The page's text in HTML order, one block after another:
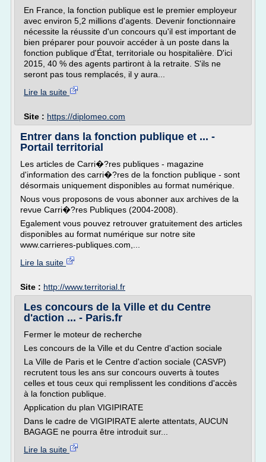
En France, la fonction publique est le premier employeur
avec environ 5,2 millions d'agents. Devenir fonctionnaire
nécessite la réussite d'un concours qu'il est important de
bien préparer pour pouvoir accéder à un poste dans la
fonction publique d'État, territoriale ou hospitalière. D'ici
2015, 40 % des agents partiront à la retraite. S'ils ne
seront pas tous remplacés, il y aura...
Lire la suite
Site : https://diplomeo.com
Entrer dans la fonction publique et ... -
Portail territorial
Les articles de Carri�?res publiques - magazine
d'information des carri�?res de la fonction publique - sont
désormais uniquement disponibles au format numérique.
Nous vous proposons de vous abonner aux archives de la
revue Carri�?res Publiques (2004-2008).
Egalement vous pouvez retrouver gratuitement des articles
disponibles au format numérique sur notre site
www.carrieres-publiques.com,...
Lire la suite
Site : http://www.territorial.fr
Les concours de la Ville et du Centre
d'action ... - Paris.fr
Fermer le moteur de recherche
Les concours de la Ville et du Centre d'action sociale
La Ville de Paris et le Centre d'action sociale (CASVP)
recrutent tous les ans sur concours ouverts à toutes
celles et tous ceux qui remplissent les conditions d'accès
à la fonction publique.
Application du plan VIGIPIRATE
Dans le cadre de VIGIPIRATE alerte attentats, AUCUN
BAGAGE ne pourra être introduit sur...
Lire la suite